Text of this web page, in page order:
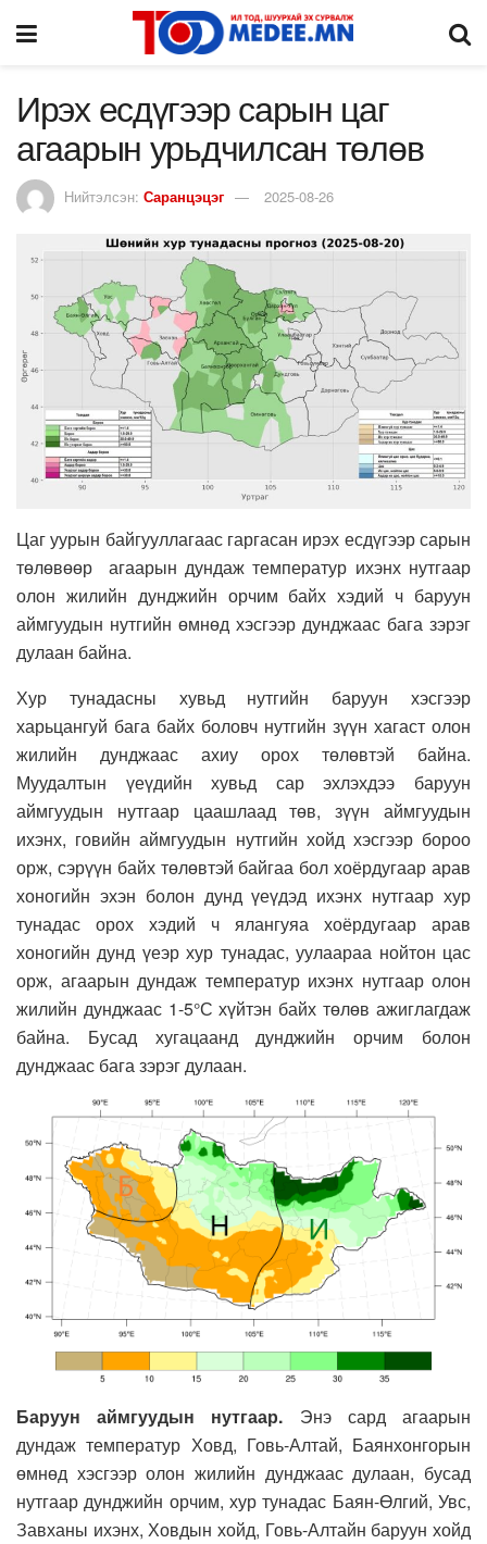
Ирэх есдүгээр сарын цаг
агаарын урьдчилсан төлөв
Нийтэлсэн: Саранцэцэг 2025-08-26
Цаг уурын байгууллагаас гаргасан ирэх есдүгээр сарын
төлөвөөр агаарын дундаж температур ихэнх нутгаар
олон жилийн дунджийн орчим байх хэдий ч баруун
аймгуудын нутгийн өмнөд хэсгээр дунджаас бага зэрэг
дулаан байна.
Хур тунадасны хувьд нутгийн баруун хэсгээр
харьцангуй бага байх боловч нутгийн зүүн хагаст олон
жилийн дунджаас ахиу орох төлөвтэй байна.
Муудалтын үеүдийн хувьд сар эхлэхдээ баруун
аймгуудын нутгаар цаашлаад төв, зүүн аймгуудын
ихэнх, говийн аймгуудын нутгийн хойд хэсгээр бороо
орж, сэрүүн байх төлөвтэй байгаа бол хоёрдугаар арав
хоногийн эхэн болон дунд үеүдэд ихэнх нутгаар хур
тунадас орох хэдий ч ялангуяа хоёрдугаар арав
хоногийн дунд үеэр хур тунадас, уулаараа нойтон цас
орж, агаарын дундаж температур ихэнх нутгаар олон
жилийн дунджаас 1-5°С хүйтэн байх төлөв ажиглагдаж
байна. Бусад хугацаанд дунджийн орчим болон
дунджаас бага зэрэг дулаан.
Баруун аймгуудын нутгаар. Энэ сард агаарын
дундаж температур Ховд, Говь-Алтай, Баянхонгорын
өмнөд хэсгээр олон жилийн дунджаас дулаан, бусад
нутгаар дунджийн орчим, хур тунадас Баян-Өлгий, Увс,
Завханы ихэнх, Ховдын хойд, Говь-Алтайн баруун хойд